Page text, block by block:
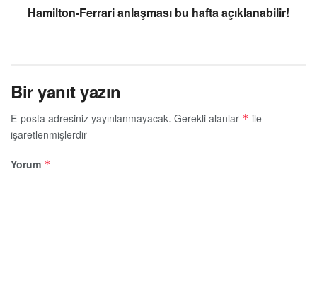
Hamilton-Ferrari anlaşması bu hafta açıklanabilir!
Bir yanıt yazın
E-posta adresiniz yayınlanmayacak. Gerekli alanlar * ile
işaretlenmişlerdir
Yorum *